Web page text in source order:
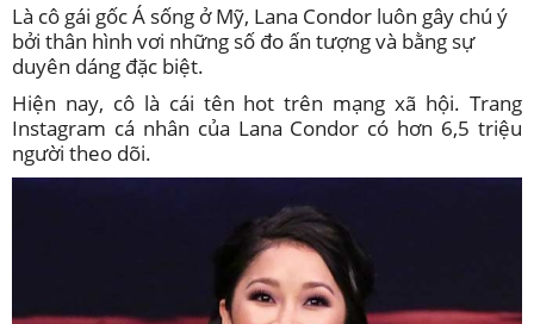
Là cô gái gốc Á sống ở Mỹ, Lana Condor luôn gây chú ý
bởi thân hình vơi những số đo ấn tượng và bằng sự
duyên dáng đặc biệt.
Hiện nay, cô là cái tên hot trên mạng xã hội. Trang
Instagram cá nhân của Lana Condor có hơn 6,5 triệu
người theo dõi.